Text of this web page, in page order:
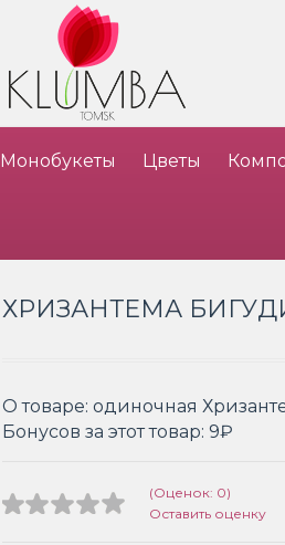
Монобукеты Цветы
ХРИЗАНТЕМА
О товаре: одиночная
Бонусов за этот товар: 9₽
(Оценок: 0)
Оставить оценку